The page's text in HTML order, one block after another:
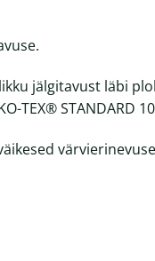
jälgitavust läbi
TEX® STANDARD